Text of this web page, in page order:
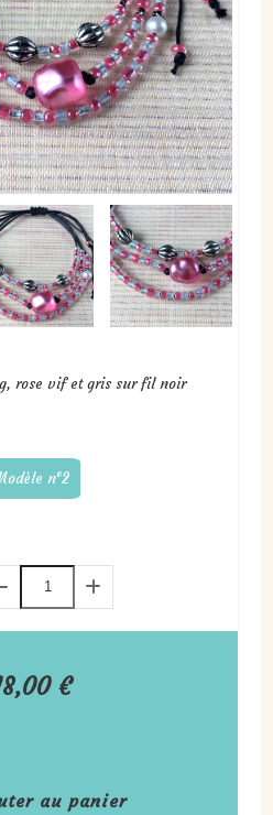
rose vif et gris sur fil noir
n°2
€
au panier